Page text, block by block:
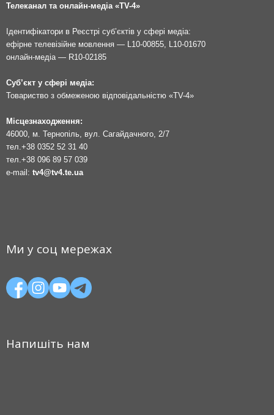
Телеканал та онлайн-медіа «TV-4»
Ідентифікатори в Реєстрі суб’єктів у сфері медіа:
ефірне телевізійне мовлення — L10-00855, L10-01670
онлайн-медіа — R10-02185
Суб’єкт у сфері медіа:
Товариство з обмеженою відповідальністю «TV-4»
Місцезнаходження:
46000, м. Тернопіль, вул. Сагайдачного, 2/7
тел. +38 0352 52 31 40
тел. +38 096 89 57 039
e-mail: tv4@tv4.te.ua
Ми у соц мережах
Напишіть нам